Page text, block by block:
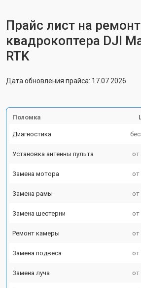
Прайс лист на ремонт
квадрокоптера DJI
RTK
Дата обновления прайса: 17.07.2026
Поломка
Диагностика
Установка антенны пульта от
Замена мотора от
Замена рамы от
Замена шестерни от
Ремонт камеры от
Замена подвеса от
Замена луча от